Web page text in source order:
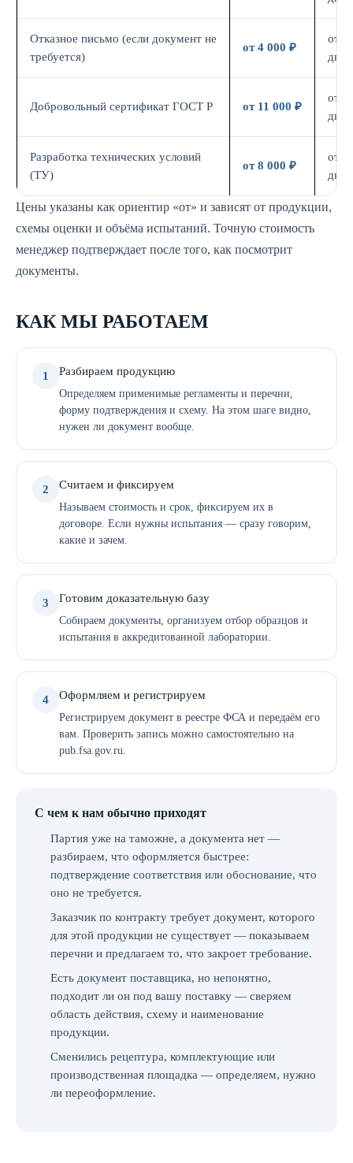
Отказное письмо (если документ не
требуется)
от 4 000 ₽
от 3
дн.
Добровольный сертификат ГОСТ Р от 11 000 ₽
от 7
дн.
Разработка технических условий
(ТУ)
от 8 000 ₽
от 5
дн.
Цены указаны как ориентир «от» и зависят от продукции,
схемы оценки и объёма испытаний. Точную стоимость
менеджер подтверждает после того, как посмотрит
документы.
КАК МЫ РАБОТАЕМ
1 Разбираем продукцию
Определяем применимые регламенты и перечни,
форму подтверждения и схему. На этом шаге видно,
нужен ли документ вообще.
2 Считаем и фиксируем
Называем стоимость и срок, фиксируем их в
договоре. Если нужны испытания — сразу говорим,
какие и зачем.
3 Готовим доказательную базу
Собираем документы, организуем отбор образцов и
испытания в аккредитованной лаборатории.
4 Оформляем и регистрируем
Регистрируем документ в реестре ФСА и передаём его
вам. Проверить запись можно самостоятельно на
pub.fsa.gov.ru.
С чем к нам обычно приходят
Партия уже на таможне, а документа нет —
разбираем, что оформляется быстрее:
подтверждение соответствия или обоснование, что
оно не требуется.
Заказчик по контракту требует документ, которого
для этой продукции не существует — показываем
перечни и предлагаем то, что закроет требование.
Есть документ поставщика, но непонятно,
подходит ли он под вашу поставку — сверяем
область действия, схему и наименование
продукции.
Сменились рецептура, комплектующие или
производственная площадка — определяем, нужно
ли переоформление.